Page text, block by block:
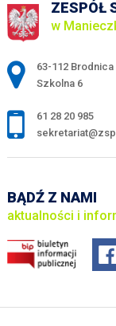
ZESPÓŁ
w
Adres pocztowy:
63-112 Brodnica
Szkolna 6
61 28 20 985
BĄDŹ Z NAMI
aktualności i